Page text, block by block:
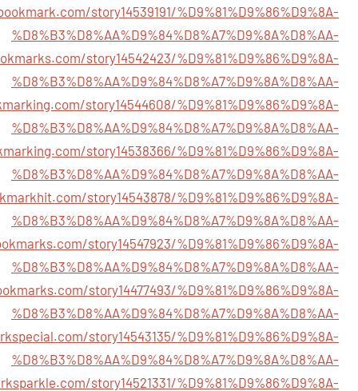
story14539191/%D9%81%D9%86%D9%8A-
%D8%B3%D8%AA%D9%84%D8%A7%D9%8A%D8%AA-
story14542423/%D9%81%D9%86%D9%8A-
%D8%B3%D8%AA%D9%84%D8%A7%D9%8A%D8%AA-
story14544608/%D9%81%D9%86%D9%8A-
%D8%B3%D8%AA%D9%84%D8%A7%D9%8A%D8%AA-
story14538366/%D9%81%D9%86%D9%8A-
%D8%B3%D8%AA%D9%84%D8%A7%D9%8A%D8%AA-
story14543878/%D9%81%D9%86%D9%8A-
%D8%B3%D8%AA%D9%84%D8%A7%D9%8A%D8%AA-
story14547923/%D9%81%D9%86%D9%8A-
%D8%B3%D8%AA%D9%84%D8%A7%D9%8A%D8%AA-
story14477493/%D9%81%D9%86%D9%8A-
%D8%B3%D8%AA%D9%84%D8%A7%D9%8A%D8%AA-
story14543135/%D9%81%D9%86%D9%8A-
%D8%B3%D8%AA%D9%84%D8%A7%D9%8A%D8%AA-
story14521331/%D9%81%D9%86%D9%8A-